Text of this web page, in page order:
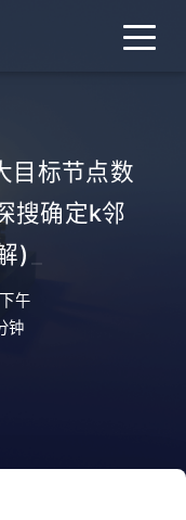
目标节点数
搜确定k邻
)
午
钟